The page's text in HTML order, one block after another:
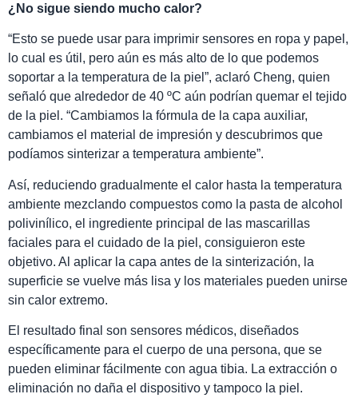
¿No sigue siendo mucho calor?
“Esto se puede usar para imprimir sensores en ropa y papel,
lo cual es útil, pero aún es más alto de lo que podemos
soportar a la temperatura de la piel”, aclaró Cheng, quien
señaló que alrededor de 40 ºC aún podrían quemar el tejido
de la piel. “Cambiamos la fórmula de la capa auxiliar,
cambiamos el material de impresión y descubrimos que
podíamos sinterizar a temperatura ambiente”.
Así, reduciendo gradualmente el calor hasta la temperatura
ambiente mezclando compuestos como la pasta de alcohol
polivinílico, el ingrediente principal de las mascarillas
faciales para el cuidado de la piel, consiguieron este
objetivo. Al aplicar la capa antes de la sinterización, la
superficie se vuelve más lisa y los materiales pueden unirse
sin calor extremo.
El resultado final son sensores médicos, diseñados
específicamente para el cuerpo de una persona, que se
pueden eliminar fácilmente con agua tibia. La extracción o
eliminación no daña el dispositivo y tampoco la piel.